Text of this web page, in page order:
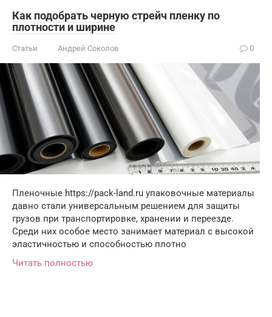
Как подобрать черную стрейч пленку по
плотности и ширине
Статьи Андрей Соколов 0
Пленочные https://pack-land.ru упаковочные материалы
давно стали универсальным решением для защиты
грузов при транспортировке, хранении и переезде.
Среди них особое место занимает материал с высокой
эластичностью и способностью плотно
Читать полностью